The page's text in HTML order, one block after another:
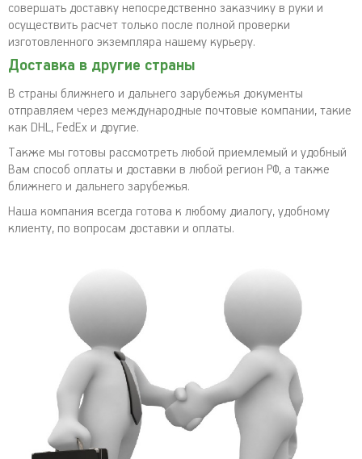
совершать доставку непосредственно заказчику в руки и
осуществить расчет только после полной проверки
изготовленного экземпляра нашему курьеру.
Доставка в другие страны
В страны ближнего и дальнего зарубежья документы
отправляем через международные почтовые компании, такие
как DHL, FedEx и другие.
Также мы готовы рассмотреть любой приемлемый и удобный
Вам способ оплаты и доставки в любой регион РФ, а также
ближнего и дальнего зарубежья.
Наша компания всегда готова к любому диалогу, удобному
клиенту, по вопросам доставки и оплаты.